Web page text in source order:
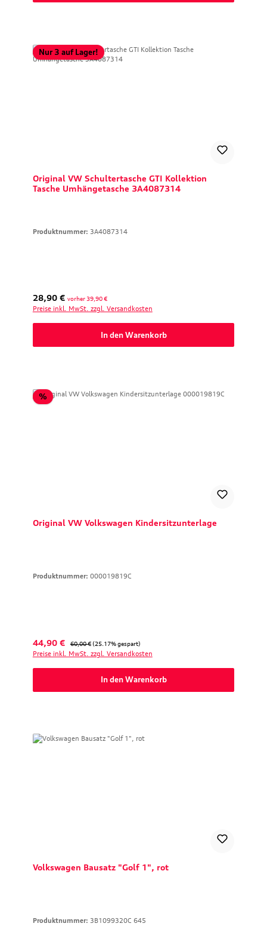
Nur 3 auf Lager!
Original VW Schultertasche GTI Kollektion
Tasche Umhängetasche 3A4087314
Produktnummer: 3A4087314
Regulärer Preis:
28,90 € vorher 39,90 €
Preise inkl. MwSt. zzgl. Versandkosten
In den Warenkorb
%Rabatt
Original VW Volkswagen Kindersitzunterlage
Produktnummer: 000019819C
Verkaufspreis:
44,90 € Regulärer Preis:
60,00 € (25.17% gespart)
Preise inkl. MwSt. zzgl. Versandkosten
In den Warenkorb
Volkswagen Bausatz "Golf 1", rot
Produktnummer: 3B1099320C 645